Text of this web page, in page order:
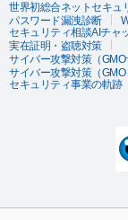
世界初総合ネットセキュ
パスワード漏洩診断
セキュリティ相談AIチャ
実在証明・盗聴対策
サイバー攻撃対策（GMO
サイバー攻撃対策（GMO
セキュリティ事業の軌跡